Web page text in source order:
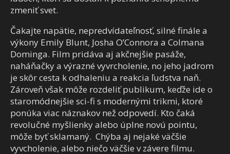
zmeniť svet.
Čakajte napätie, nepredvídateľnosť, silné finále a
výkony Emily Blunt, Josha O’Connora a Colmana
Dominga. Film pridáva aj akčnejšie pasáže,
naháňačky a výrazné vyvrcholenie, no jeho jadrom
je skôr cesta k odhaleniu a reakcia ľudstva naň.
Zároveň však môže rozdeliť publikum, keďže ide o
staromódnejšie sci-fi s modernými trikmi, ktoré
ponúka viac náznakov než odpovedí. Kto čaká
revolučné myšlienky alebo úplne novú pointu,
môže byť sklamaný. Chýba aj nejaké väčšie
vyvcholenie, alebo niečo väčšie v závere filmu.